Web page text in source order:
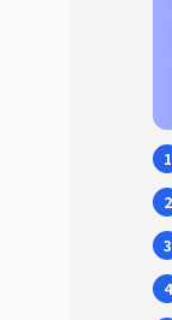
1
2
3
4